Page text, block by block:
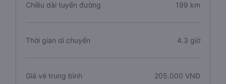
Chiều dài tuyến đường 199 km
Thời gian di chuyển 4.3 giờ
Giá vé trung bình 205.000 VNĐ